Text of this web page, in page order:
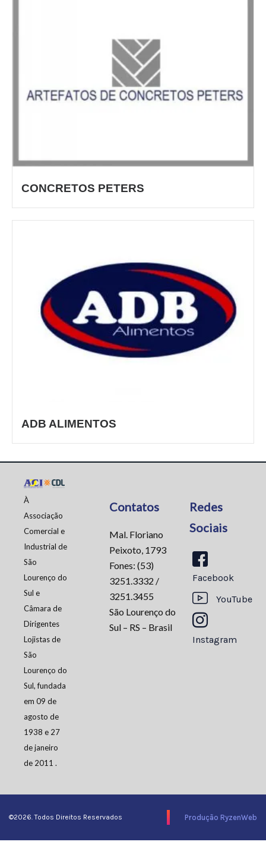
CONCRETOS PETERS
ADB ALIMENTOS
À
Associação
Comercial e
Industrial de
São
Lourenço do
Sul e
Câmara de
Dirigentes
Lojistas de
São
Lourenço do
Sul, fundada
em 09 de
agosto de
1938 e 27
de janeiro
de 2011 .
Contatos
Mal. Floriano
Peixoto, 1793
Fones: (53)
3251.3332 /
3251.3455
São Lourenço do
Sul – RS – Brasil
Redes
Sociais
Facebook
YouTube
Instagram
©2026. Todos Direitos Reservados Produção RyzenWeb